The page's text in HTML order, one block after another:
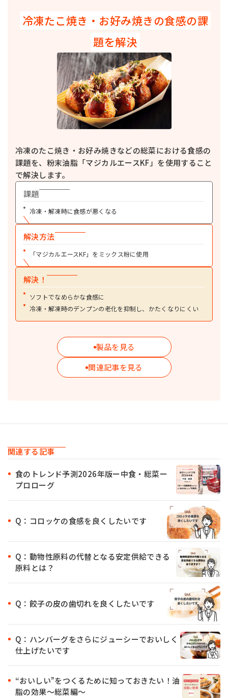
冷凍たこ焼き・お好み焼きの食感の課
題を解決
冷凍のたこ焼き・お好み焼きなどの総菜における食感の
課題を、粉末油脂「マジカルエースKF」を使用すること
で解決します。
課題
冷凍・解凍時に食感が悪くなる
解決方法
「マジカルエースKF」をミックス粉に使用
解決！
ソフトでなめらかな食感に
冷凍・解凍時のデンプンの老化を抑制し、かたくなりにくい
製品を見る
関連記事を見る
関連する記事
食のトレンド予測2026年版ー中食・総菜ー
プロローグ
Q：コロッケの食感を良くしたいです
Q：動物性原料の代替となる安定供給できる
原料とは？
Q：餃子の皮の歯切れを良くしたいです
Q：ハンバーグをさらにジューシーでおいしく
仕上げたいです
“おいしい”をつくるために知っておきたい！油
脂の効果〜総菜編〜